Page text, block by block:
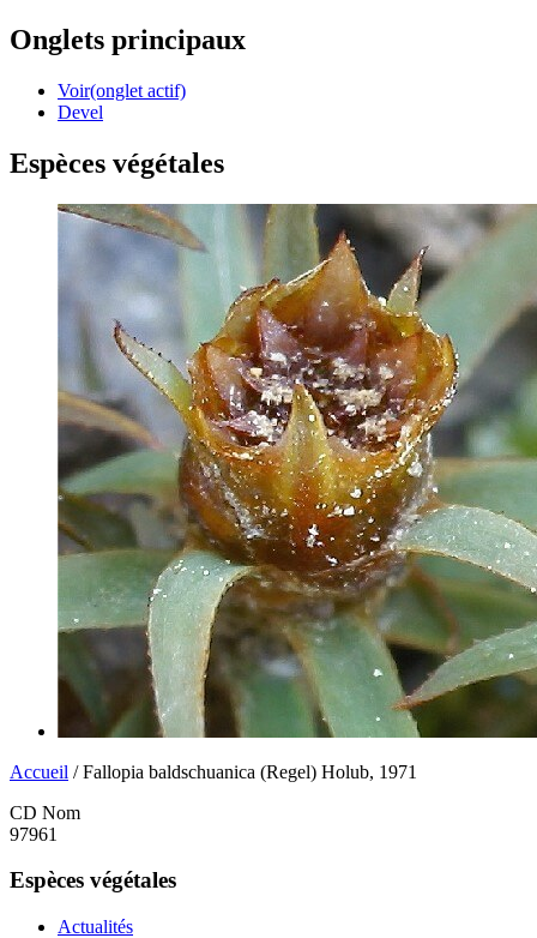
Onglets principaux
Voir(onglet actif)
Devel
Espèces végétales
Accueil / Fallopia baldschuanica (Regel) Holub, 1971
CD Nom
97961
Espèces végétales
Actualités